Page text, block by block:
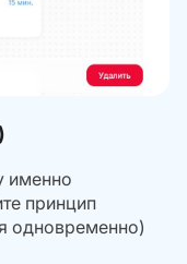
именно
принцип
одновременно)